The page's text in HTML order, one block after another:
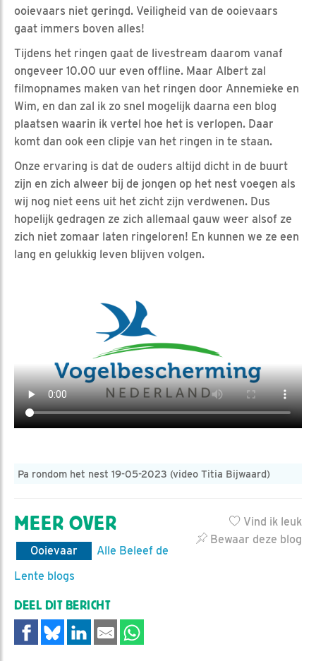
ooievaars niet geringd. Veiligheid van de ooievaars
gaat immers boven alles!
Tijdens het ringen gaat de livestream daarom vanaf
ongeveer 10.00 uur even offline. Maar Albert zal
filmopnames maken van het ringen door Annemieke en
Wim, en dan zal ik zo snel mogelijk daarna een blog
plaatsen waarin ik vertel hoe het is verlopen. Daar
komt dan ook een clipje van het ringen in te staan.
Onze ervaring is dat de ouders altijd dicht in de buurt
zijn en zich alweer bij de jongen op het nest voegen als
wij nog niet eens uit het zicht zijn verdwenen. Dus
hopelijk gedragen ze zich allemaal gauw weer alsof ze
zich niet zomaar laten ringeloren! En kunnen we ze een
lang en gelukkig leven blijven volgen.
Pa rondom het nest 19-05-2023 (video Titia Bijwaard)
Vind ik leuk
Bewaar deze blog
MEER OVER
Ooievaar
Alle Beleef de
Lente blogs
DEEL DIT BERICHT